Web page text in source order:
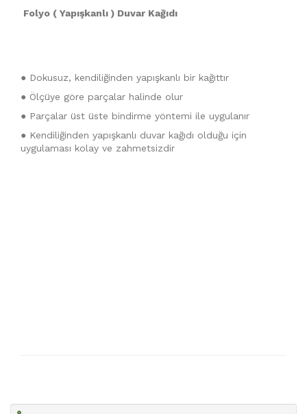
Folyo ( Yapışkanlı ) Duvar Kağıdı
● Dokusuz, kendiliğinden yapışkanlı bir kağıttır
● Ölçüye göre parçalar halinde olur
● Parçalar üst üste bindirme yöntemi ile uygulanır
● Kendiliğinden yapışkanlı duvar kağıdı olduğu için
uygulaması kolay ve zahmetsizdir